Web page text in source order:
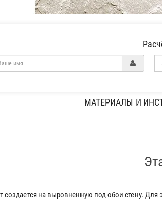
МАТЕРИАЛЫ И
на выровненную под обои стену. Для